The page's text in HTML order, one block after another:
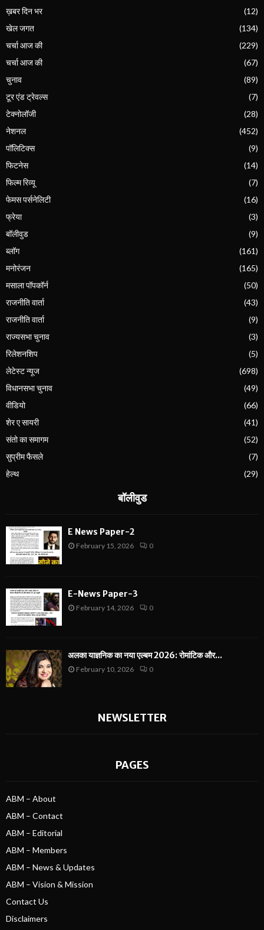
ख़बर दिन भर
(12)
खेल जगत
(134)
चर्चा आज की
(229)
चर्चा आज की
(67)
चुनाव
(89)
टूर एंड ट्रेवल्स
(7)
टेक्नोलॉजी
(28)
नेशनल
(452)
पॉलिटिक्स
(9)
फिटनेस
(14)
फिल्म रिव्यू
(7)
फेमस पर्सनेलिटी
(16)
फ्रेया
(3)
बॉलीवुड
(9)
ब्लॉग
(161)
मनोरंजन
(165)
मसाला पॉपकॉर्न
(50)
राजनीति वार्ता
(43)
राजनीति वार्ता
(9)
राज्यसभा चुनाव
(3)
रिलेशनशिप
(5)
लेटेस्ट न्यूज
(698)
विधानसभा चुनाव
(49)
वीडियो
(66)
शेर ए सायरी
(41)
संतो का समागम
(52)
सुप्रीम फैसले
(7)
हेल्थ
(29)
बॉलीवुड
E News Paper-2
February 15, 2026 0
E-News Paper-3
February 14, 2026 0
अलका याज्ञनिक का नया एल्बम 2026: रोमांटिक और...
February 10, 2026 0
NEWSLETTER
PAGES
ABM – About
ABM – Contact
ABM – Editorial
ABM – Members
ABM – News & Updates
ABM – Vision & Mission
Contact Us
Disclaimers